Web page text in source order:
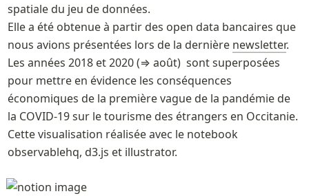
spatiale du jeu de données.
Elle a été obtenue à partir des open data bancaires que
nous avions présentées lors de la dernière newsletter.
Les années 2018 et 2020 (⇒ août)  sont superposées
pour mettre en évidence les conséquences
économiques de la première vague de la pandémie de
la COVID-19 sur le tourisme des étrangers en Occitanie.
Cette visualisation réalisée avec le notebook